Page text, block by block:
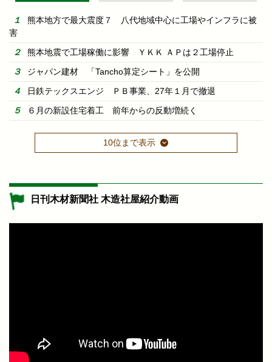
熊本地方で最大震度７ 八代地域中心に工場やインフラに被
害
熊本地震で工場稼働に影響 ＹＫＫ ＡＰは２工場停止
ジャパン建材 「Tancho算定シート」を公開
日鉄テックスエンジ ＰＢ事業、27年１月で撤退
６月の新設住宅着工 前年からの反動増続く
10位まで表示
日刊木材新聞社 木造社屋紹介動画